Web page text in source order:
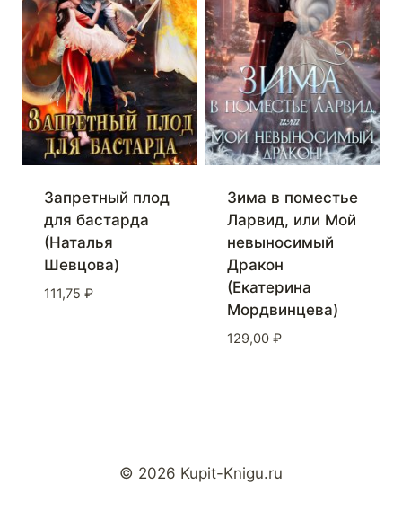
Запретный плод
для бастарда
(Наталья
Шевцова)
111,75 ₽
Зима в поместье
Ларвид, или Мой
невыносимый
Дракон
(Екатерина
Мордвинцева)
129,00 ₽
© 2026 Kupit-Knigu.ru